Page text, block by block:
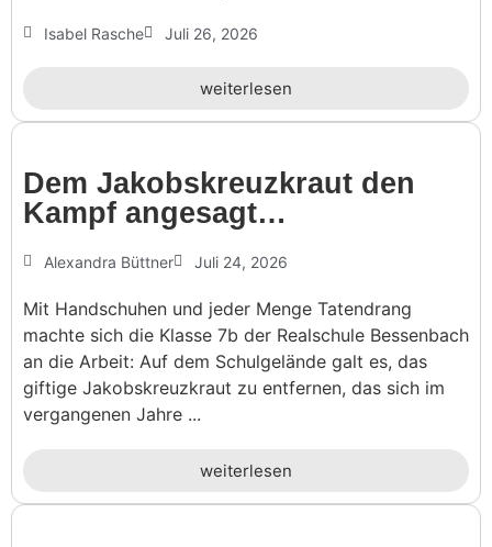
Isabel Rasche Juli 26, 2026
weiterlesen
Dem Jakobs­kreuz­kraut den
Kampf angesagt…
Alexandra Büttner Juli 24, 2026
Mit Handschuhen und jeder Menge Tatendrang
machte sich die Klasse 7b der Realschule Bessenbach
an die Arbeit: Auf dem Schulgelände galt es, das
giftige Jakobskreuzkraut zu entfernen, das sich im
vergangenen Jahre ...
weiterlesen